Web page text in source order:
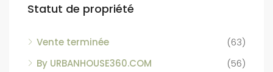
Statut de propriété
Vente terminée
(63)
By URBANHOUSE360.COM
(56)